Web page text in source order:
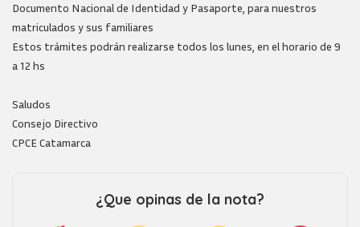
Documento Nacional de Identidad y Pasaporte, para nuestros
matriculados y sus familiares
Estos trámites podrán realizarse todos los lunes, en el horario de 9
a 12 hs
Saludos
Consejo Directivo
CPCE Catamarca
¿Que opinas de la nota?